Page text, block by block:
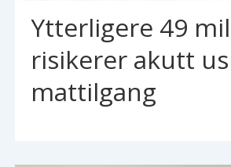
Ytterligere 49
risikerer akutt
mattilgang